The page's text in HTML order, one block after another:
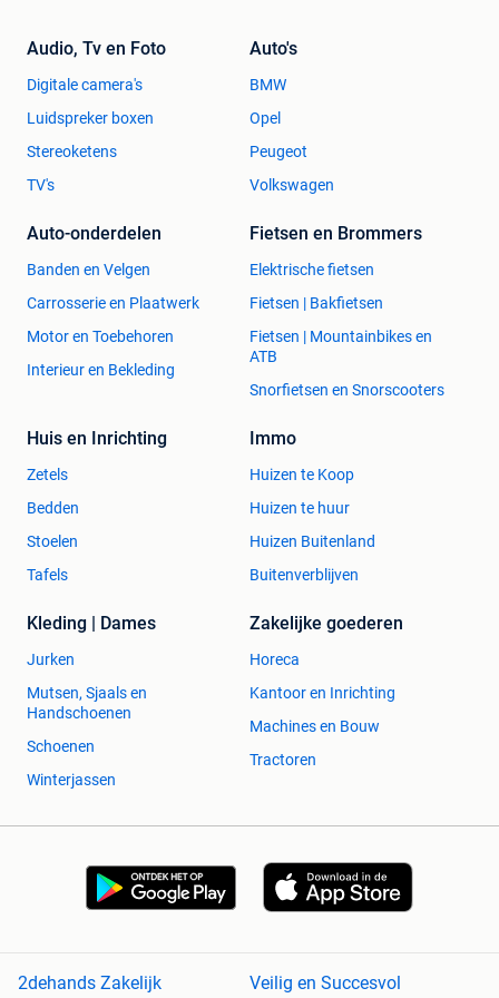
Audio, Tv en Foto
Digitale camera's
Luidspreker boxen
Stereoketens
TV's
Auto's
BMW
Opel
Peugeot
Volkswagen
Auto-onderdelen
Banden en Velgen
Carrosserie en Plaatwerk
Motor en Toebehoren
Interieur en Bekleding
Fietsen en Brommers
Elektrische fietsen
Fietsen | Bakfietsen
Fietsen | Mountainbikes en
ATB
Snorfietsen en Snorscooters
Huis en Inrichting
Zetels
Bedden
Stoelen
Tafels
Immo
Huizen te Koop
Huizen te huur
Huizen Buitenland
Buitenverblijven
Kleding | Dames
Jurken
Mutsen, Sjaals en
Handschoenen
Schoenen
Winterjassen
Zakelijke goederen
Horeca
Kantoor en Inrichting
Machines en Bouw
Tractoren
2dehands Zakelijk Veilig en Succesvol